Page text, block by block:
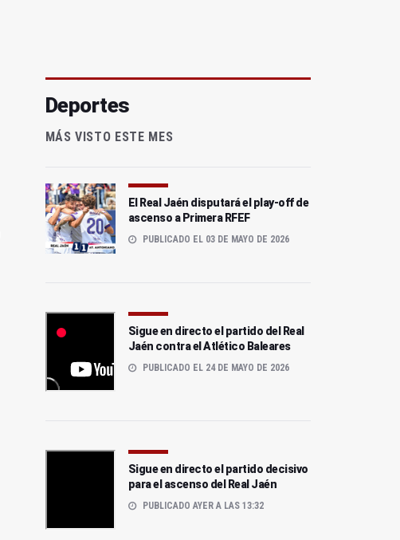
Deportes
MÁS VISTO ESTE MES
El Real Jaén disputará el play-off de
ascenso a Primera RFEF
PUBLICADO EL 03 DE MAYO DE 2026
Sigue en directo el partido del Real
Jaén contra el Atlético Baleares
PUBLICADO EL 24 DE MAYO DE 2026
Sigue en directo el partido decisivo
para el ascenso del Real Jaén
PUBLICADO AYER A LAS 13:32